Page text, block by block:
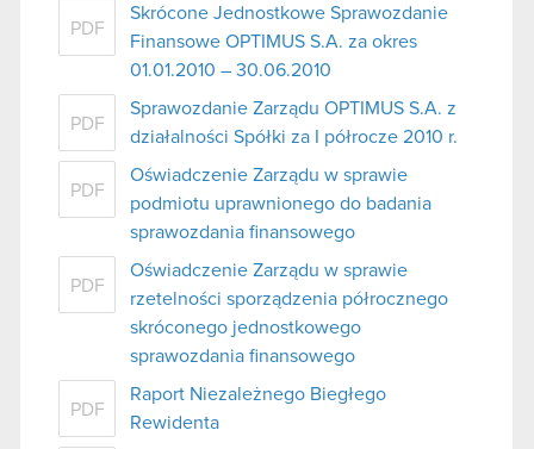
PDF
Skrócone Jednostkowe Sprawozdanie
Finansowe OPTIMUS S.A. za okres
01.01.2010 – 30.06.2010
PDF
Sprawozdanie Zarządu OPTIMUS S.A. z
działalności Spółki za I półrocze 2010 r.
PDF
Oświadczenie Zarządu w sprawie
podmiotu uprawnionego do badania
sprawozdania finansowego
PDF
Oświadczenie Zarządu w sprawie
rzetelności sporządzenia półrocznego
skróconego jednostkowego
sprawozdania finansowego
PDF
Raport Niezależnego Biegłego
Rewidenta